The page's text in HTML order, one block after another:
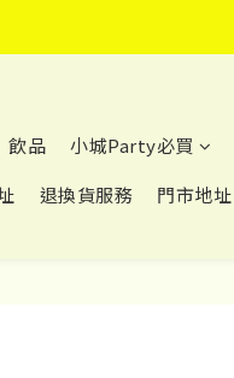
飲品 小城Party必買
退換貨服務 門市地址